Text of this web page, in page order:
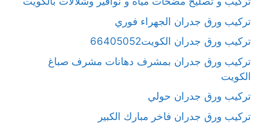
تركيب ورق جدران الجهراء فوري
تركيب ورق جدران الكويت66405052
تركيب ورق جدران بمشرف دهانات مشرف صباغ
الكويت
تركيب ورق جدران حولي
تركيب ورق جدران فاخر مبارك الكبير